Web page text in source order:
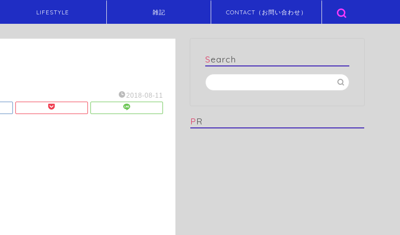
LIFESTYLE 雑記 CONTACT（お問い合わせ）
2018-08-11
Search
PR